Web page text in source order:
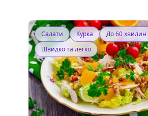
Салати Курка
До 60 хвилин
Швидко та легко